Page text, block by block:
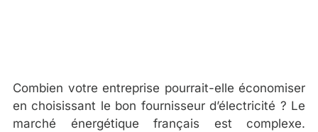
Combien votre entreprise pourrait-elle économiser
en choisissant le bon fournisseur d’électricité ? Le
marché énergétique français est complexe.